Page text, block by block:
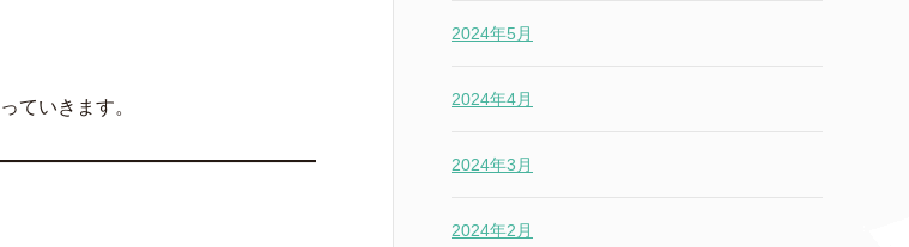
ていきます。
2024年5月
2024年4月
2024年3月
2024年2月